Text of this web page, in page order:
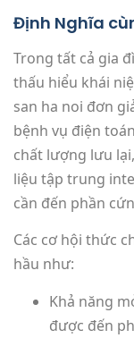
Định Nghĩa
Trong tất cả gia
thấu hiểu khái
san ha noi đơn
bệnh vụ điện
chất lượng lưu
liệu tập trung
cần đến phần
Các cơ hội thức
hầu như:
Khả năng
được đến